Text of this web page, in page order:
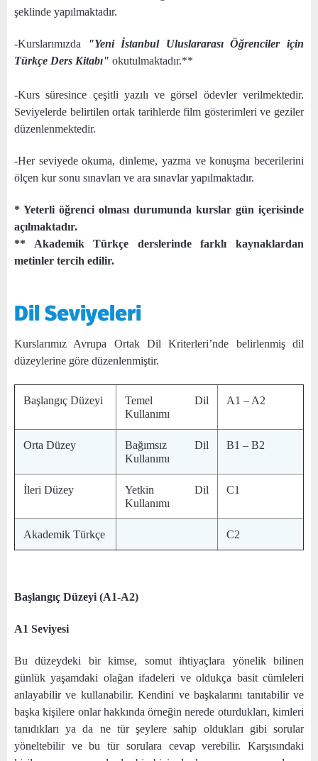
şeklinde yapılmaktadır.
-Kurslarımızda
"Yeni İstanbul Uluslararası Öğrenciler için
Türkçe Ders Kitabı" okutulmaktadır.**
-Kurs süresince çeşitli yazılı ve görsel ödevler verilmektedir.
Seviyelerde belirtilen ortak tarihlerde film gösterimleri ve geziler
düzenlenmektedir.
-Her seviyede okuma, dinleme, yazma ve konuşma becerilerini
ölçen kur sonu sınavları ve ara sınavlar yapılmaktadır.
* Yeterli öğrenci olması durumunda kurslar gün içerisinde
açılmaktadır.
** Akademik Türkçe derslerinde farklı kaynaklardan
metinler tercih edilir.
Dil Seviyeleri
Kurslarımız Avrupa Ortak Dil Kriterleri’nde belirlenmiş dil
düzeylerine göre düzenlenmiştir.
Başlangıç Düzeyi
Temel Dil
Kullanımı
A1 – A2
Orta Düzey
Bağımsız Dil
Kullanımı
B1 – B2
İleri Düzey
Yetkin Dil
Kullanımı
C1
Akademik Türkçe C2
Başlangıç Düzeyi (A1-A2)
A1 Seviyesi
Bu düzeydeki bir kimse, somut ihtiyaçlara yönelik bilinen
günlük yaşamdaki olağan ifadeleri ve oldukça basit cümleleri
anlayabilir ve kullanabilir. Kendini ve başkalarını tanıtabilir ve
başka kişilere onlar hakkında örneğin nerede oturdukları, kimleri
tanıdıkları ya da ne tür şeylere sahip oldukları gibi sorular
yöneltebilir ve bu tür sorulara cevap verebilir. Karşısındaki